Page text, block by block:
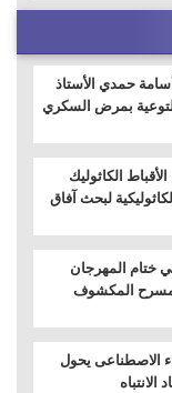
حمدي الأستاذ
بمرض السكري
الكاثوليك
لبحث آفاق
ختام المهرجان
المكشوف
الاصطناعى يحول